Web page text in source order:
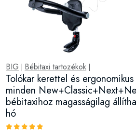
BIG Bébitaxi tartozékok
Tolókar kerettel és
minden
bébitaxihoz magasságilag
hó